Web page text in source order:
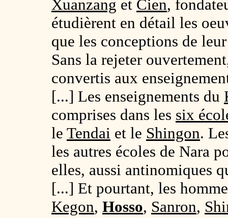
Xuanzang et Cien,
étudièrent en détail les
que les conceptions de
Sans la rejeter
convertis aux
[...] Les enseignements du
comprises dans les six
le Tendai et le Shingon.
les autres écoles de Nara
elles, aussi antinomiques
[...] Et pourtant, les
Kegon, Hosso, Sanron,